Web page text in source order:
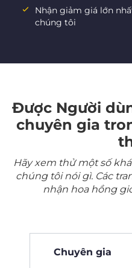
Nhận giảm giá lớn
chúng tôi
Được Người
chuyên gia
Hãy xem thử một số
chúng tôi nói gì. Các
nhận hoa hồng
Chuyên gia